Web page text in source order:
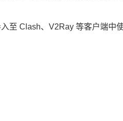
至 Clash、V2Ray 等客户端中使